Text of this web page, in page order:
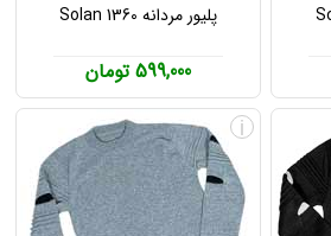
پلیور مردانه Solan 1360
599,000 تومان
i